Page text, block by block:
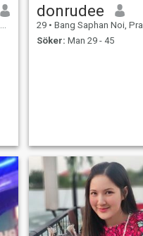
donrudee
29 • Bang Saphan Noi, Prachuap Khiri Khan, Thailand
Söker: Man 29 - 45